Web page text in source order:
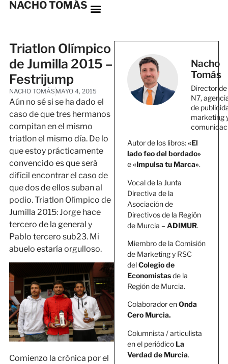
NACHO TOMÁS
Triatlon Olímpico
de Jumilla 2015 –
Festrijump
NACHO TOMÁS MAYO 4, 2015
Aún no sé si se ha dado el
caso de que tres hermanos
compitan en el mismo
triatlon el mismo día. De lo
que estoy prácticamente
convencido es que será
difícil encontrar el caso de
que dos de ellos suban al
podio. Triatlon Olímpico de
Jumilla 2015: Jorge hace
tercero de la general y
Pablo tercero sub23. Mi
abuelo estaría orgulloso.
Comienzo la crónica por el
Nacho
Tomás
Director de
N7,
de
marketing
Autor de los libros:«El
lado feo del bordado»
e«Impulsa tu Marca».
Vocal de la Junta
Directiva de la
Asociación de
Directivos de la Región
de Murcia – ADIMUR.
Miembro de la Comisión
de Marketing y RSC
delColegio de
Economistasde la
Región de Murcia.
Colaborador enOnda
Cero Murcia.
Columnista / articulista
en el periódico La
Verdad de Murcia.